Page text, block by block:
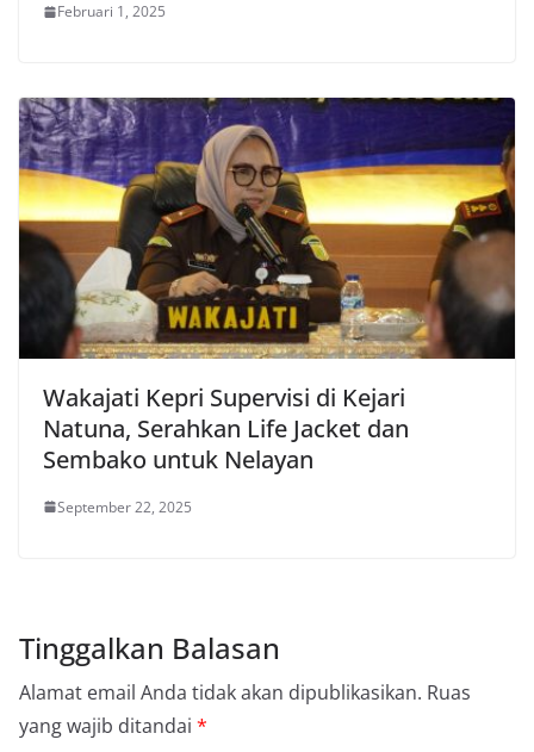
Februari 1, 2025
Wakajati Kepri Supervisi di Kejari
Natuna, Serahkan Life Jacket dan
Sembako untuk Nelayan
September 22, 2025
Tinggalkan Balasan
Alamat email Anda tidak akan dipublikasikan. Ruas
yang wajib ditandai *